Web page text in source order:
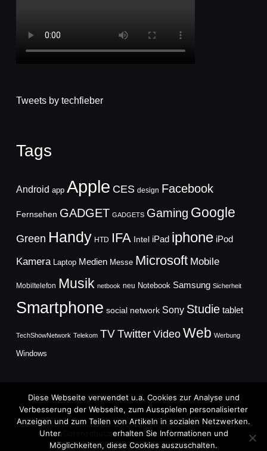
Tweets by techfieber
Tags
Android app Apple CES design Facebook
Fernsehen GADGET GADGETS Gaming Google
Green Handy HTD IFA Intel iPad iphone iPod
Kamera Laptop Medien Messe Microsoft Mobile
Mobiltelefon Musik netbook neu Notebook Samsung Sicherheit
Smartphone social network Sony Studie tablet
TechShowNetwork Telekom TVTwitter Video Web Werbung
Windows
Copyright © 2026
TechFieber Blog
Diese Webseite verwendet u.a. Cookies zur Analyse und
Verbesserung der Webseite, zum Ausspielen personalisierter
Anzeigen und zum Teilen von Artikeln in sozialen Netzwerken.
Unter
erhalten Sie Informationen und
Möglichkeiten, diese Cookies auszuschalten.